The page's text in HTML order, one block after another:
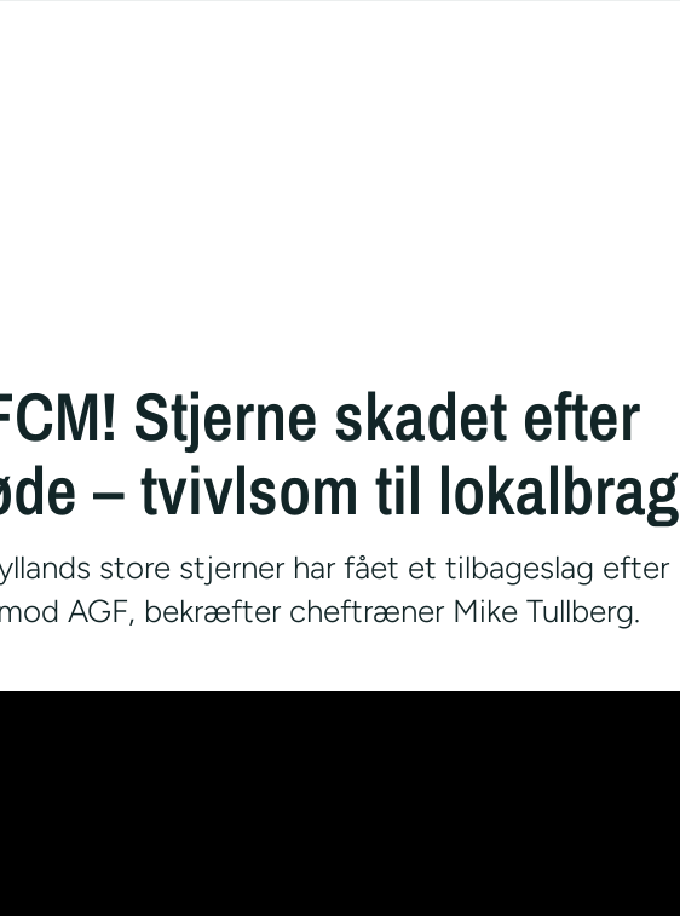
Stjerne skadet efter
– tvivlsom til lokalbrag
store stjerner har fået et tilbageslag efter
AGF, bekræfter cheftræner Mike Tullberg.